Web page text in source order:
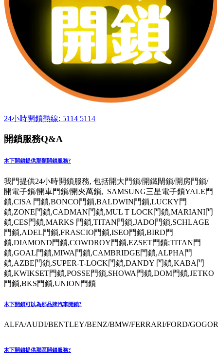
24小時開鎖熱線: 5114 5114
開鎖服務Q&A
木下開鎖提供那類開鎖服務?
我門提供24小時開鎖服務, 包括開大門鎖/開鐵閘鎖/開房門鎖/
開電子鎖/開車門鎖/開夾萬鎖, SAMSUNG三星電子鎖YALE門
鎖,CISA 門鎖,BONCO門鎖,BALDWIN門鎖,LUCKY門
鎖,ZONE門鎖,CADMAN門鎖,MUL T LOCK門鎖,MARIANI門
鎖,CES門鎖,MARKS 門鎖,TITAN門鎖,JADO門鎖,SCHLAGE
門鎖,ADEL門鎖,FRASCIO門鎖,ISEO門鎖,BIRD門
鎖,DIAMOND門鎖,COWDROY門鎖,EZSET門鎖;TITAN門
鎖,GOAL門鎖,MIWA門鎖,CAMBRIDGE門鎖,ALPHA門
鎖,AZBE門鎖,SUPER-T-LOCK門鎖,DANDY 門鎖,KABA門
鎖,KWIKSET門鎖,POSSE門鎖,SHOWA門鎖,DOM門鎖,JETKO
門鎖,BKS門鎖,UNION門鎖
木下開鎖可以為那品牌汽車開鎖?
ALFA/AUDI/BENTLEY/BENZ/BMW/FERRARI/FORD/
木下開鎖提供那區開鎖服務?